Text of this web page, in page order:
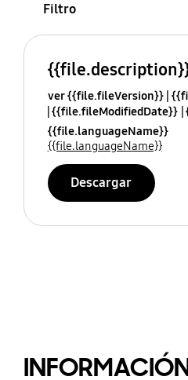
Filtro
ver {{file.fileVersion}}
{{file.fileModifiedDate}}
{{file.languageName}}
{{file.languageName}}
Descargar